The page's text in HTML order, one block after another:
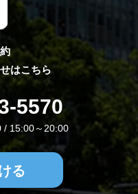
はこちら
5570
/ 15:00～20:00
る